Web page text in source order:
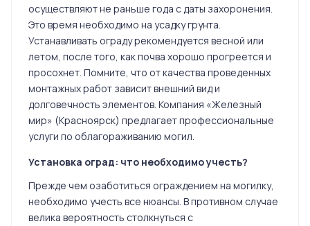
осуществляют не раньше года с даты захоронения.
Это время необходимо на усадку грунта.
Устанавливать ограду рекомендуется весной или
летом, после того, как почва хорошо прогреется и
просохнет. Помните, что от качества проведенных
монтажных работ зависит внешний вид и
долговечность элементов. Компания «Железный
мир» (Красноярск) предлагает профессиональные
услуги по облагораживанию могил.
Установка оград: что необходимо учесть?
Прежде чем озаботиться ограждением на могилку,
необходимо учесть все нюансы. В противном случае
велика вероятность столкнуться с